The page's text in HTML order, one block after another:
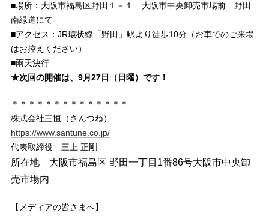
■場所：大阪市福島区野田１－１ 大阪市中央卸売市場前 野田
南緑道にて
■アクセス：JR環状線「野田」駅より徒歩10分（お車でのご来場
はお控えください）
■雨天決行
★次回の開催は、9月27日（日曜）です！
＊＊＊＊＊＊＊＊＊＊＊＊＊＊
株式会社三恒（さんつね）
https://www.santune.co.jp/
代表取締役 三上 正剛
所在地 大阪市福島区 野田一丁目1番86号大阪市中央卸
売市場内
【メディアの皆さまへ】